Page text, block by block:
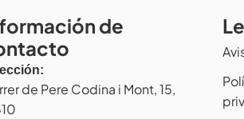
de
de Pere Codina i Mont, 15,